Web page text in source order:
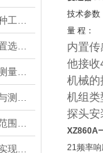
技术参数
量 程：
内置
他接收
机械的
机组类
探头安
XZ860A
21频率